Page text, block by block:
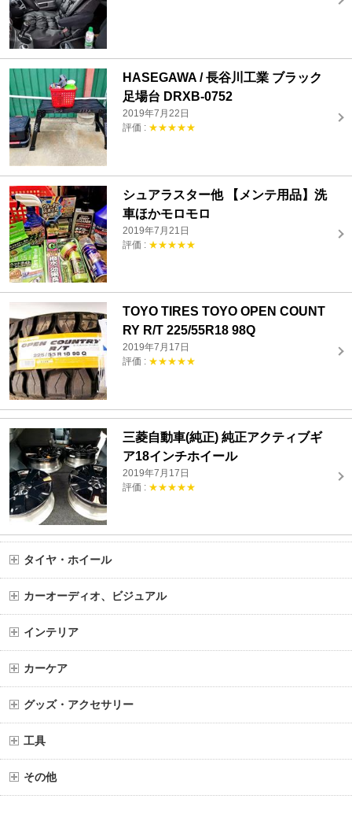
HASEGAWA / 長谷川工業 ブラック
足場台 DRXB-0752
2019年7月22日
評価 : ★★★★★
シュアラスター他 【メンテ用品】洗
車ほかモロモロ
2019年7月21日
評価 : ★★★★★
TOYO TIRES TOYO OPEN COUNT
RY R/T 225/55R18 98Q
2019年7月17日
評価 : ★★★★★
三菱自動車(純正) 純正アクティブギ
ア18インチホイール
2019年7月17日
評価 : ★★★★★
タイヤ・ホイール
カーオーディオ、ビジュアル
インテリア
カーケア
グッズ・アクセサリー
工具
その他